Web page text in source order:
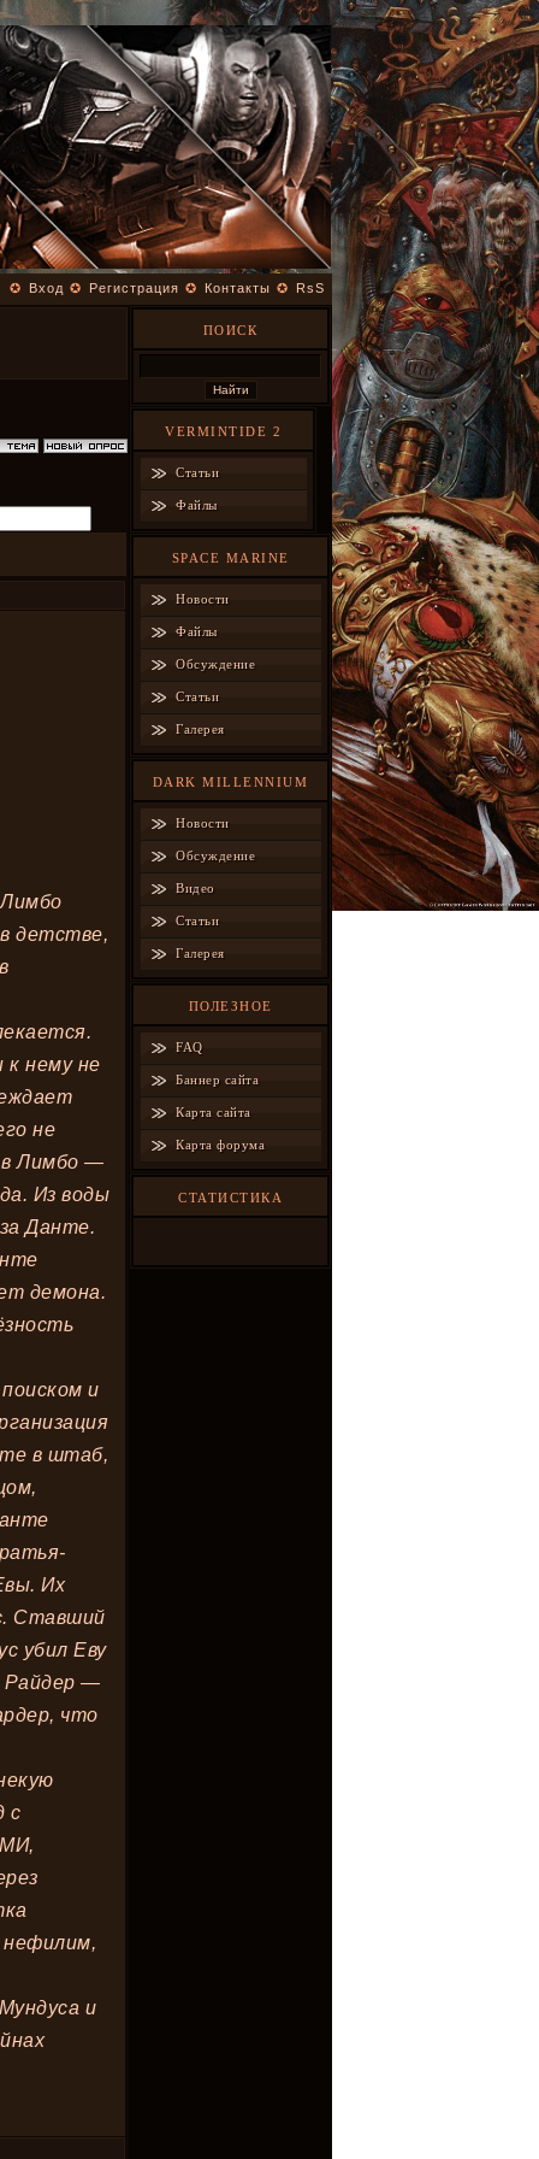
✪ Вход ✪ Регистрация ✪ Контакты ✪ RsS
детстве,
к нему не
не
Лимбо —
Из воды
Данте.
демона.
и
в штаб,
Их
Ставший
убил Еву
Райдер —
что
с
и
ПОИСК
VERMINTIDE 2
Статьи
Файлы
SPACE MARINE
Новости
Файлы
Обсуждение
Статьи
Галерея
DARK MILLENNIUM
Новости
Обсуждение
Видео
Статьи
Галерея
ПОЛЕЗНОЕ
FAQ
Баннер сайта
Карта сайта
Карта форума
СТАТИСТИКА